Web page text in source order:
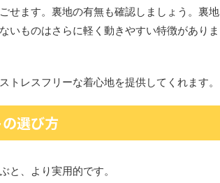
せます。裏地の有無も確認しましょう。裏地
いものはさらに軽く動きやすい特徴がありま
レスフリーな着心地を提供してくれます。
選び方
と、より実用的です。